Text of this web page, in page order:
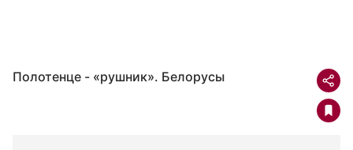
Полотенце - «рушник». Белорусы